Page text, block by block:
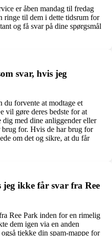
er åben mandag til fredag
til dem i dette tidsrum for
og få svar på dine spørgsmål
svar, hvis jeg
du forvente at modtage et
vil gøre deres bedste for at
med dine anliggender eller
for. Hvis de har brug for
om det og sikre, at du får
ikke får svar fra Ree
Ree Park inden for en rimelig
dem igen via en anden
tjekke din spam-mappe for